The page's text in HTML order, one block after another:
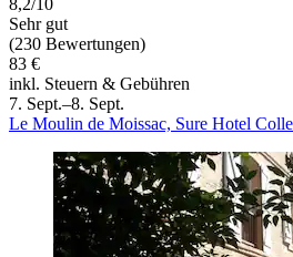
8,2/10
Sehr gut
(230 Bewertungen)
83 €
inkl. Steuern & Gebühren
7. Sept.–8. Sept.
Le Moulin de Moissac, Sure Hotel